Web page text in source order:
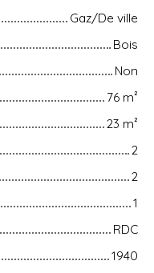
Gaz/De ville
Bois
Non
76 m²
23 m²
2
2
1
RDC
1940